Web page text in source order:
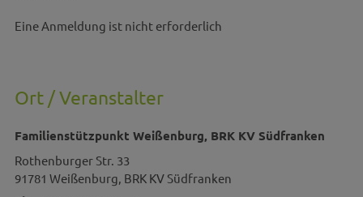
Eine Anmeldung ist nicht erforderlich
Ort / Veranstalter
Familienstützpunkt Weißenburg, BRK KV Südfranken
Rothenburger Str. 33
91781 Weißenburg, BRK KV Südfranken